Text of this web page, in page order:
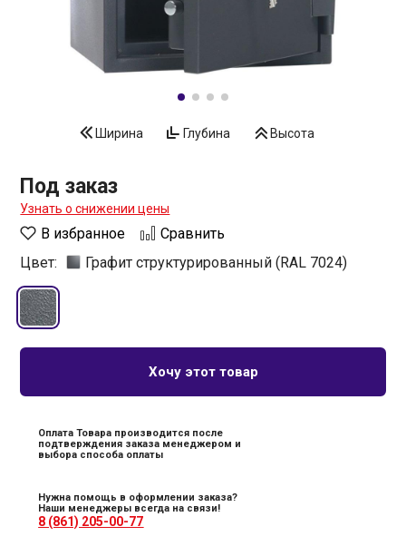
Ширина Глубина Высота
Под заказ
Узнать о снижении цены
В избранное
Сравнить
Цвет:
Графит структурированный (RAL 7024)
Хочу этот товар
Оплата Товара производится после
подтверждения заказа менеджером и
выбора способа оплаты
Нужна помощь в оформлении заказа?
Наши менеджеры всегда на связи!
8 (861) 205-00-77